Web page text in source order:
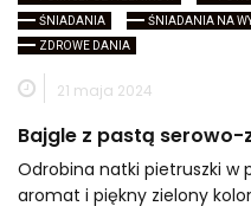
ŚNIADANIA
ŚNIADANIA NA
ZDROWE DANIA
21 maja 2024
Bajgle z pastą serowo-
Odrobina natki pietruszki w
aromat i piękny zielony